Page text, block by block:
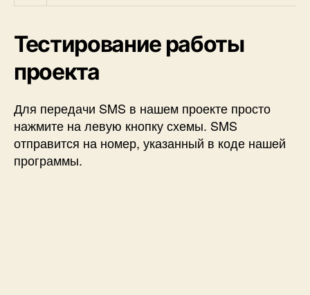
Тестирование работы
проекта
Для передачи SMS в нашем проекте просто
нажмите на левую кнопку схемы. SMS
отправится на номер, указанный в коде нашей
программы.